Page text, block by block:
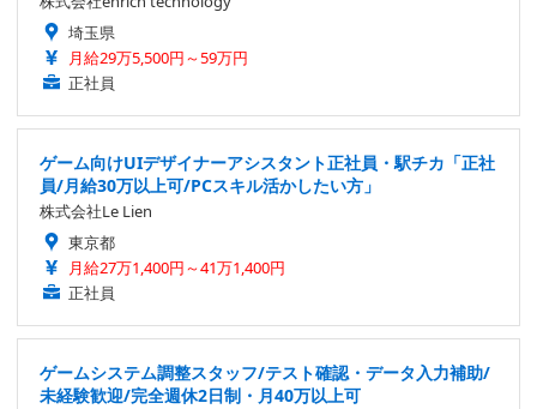
埼玉県
月給29万5,500円～59万円
正社員
ゲーム向けUIデザイナーアシスタント正社員・駅チカ「正社
員/月給30万以上可/PCスキル活かしたい方」
株式会社Le Lien
東京都
月給27万1,400円～41万1,400円
正社員
ゲームシステム調整スタッフ/テスト確認・データ入力補助/
未経験歓迎/完全週休2日制・月40万以上可